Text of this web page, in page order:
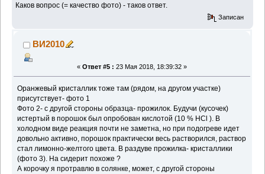
Каков вопрос (= качество фото) - таков ответ.
Записан
ВИ2010
« Ответ #5 : 23 Мая 2018, 18:39:32 »
Оранжевый кристаллик тоже там (рядом, на другом участке)
присутствует- фото 1
Фото 2- с другой стороны образца- прожилок. Будучи (кусочек)
истертый в порошок был опробован кислотой (10 % HCl ). В
холодном виде реакция почти не заметна, но при подогреве идет
довольно активно, порошок практически весь растворился, раствор
стал лимонно-желтого цвета. В раздуве прожилка- кристаллики
(фото 3). На сидерит похоже ?
А корочку я протравлю в солянке, может, с другой стороны